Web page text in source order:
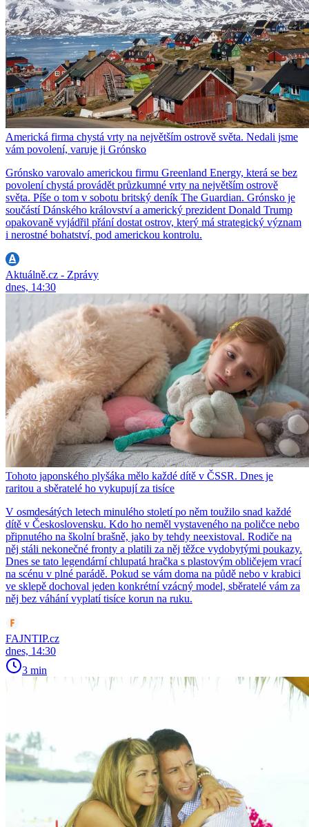
Americká firma chystá vrty na největším ostrově světa. Nedali jsme
vám povolení, varuje ji Grónsko
Grónsko varovalo americkou firmu Greenland Energy, která se bez
povolení chystá provádět průzkumné vrty na největším ostrově
světa. Píše o tom v sobotu britský deník The Guardian. Grónsko je
součástí Dánského království a americký prezident Donald Trump
opakovaně vyjádřil přání dostat ostrov, který má strategický význam
i nerostné bohatství, pod americkou kontrolu.
Aktuálně.cz - Zprávy
dnes, 14:30
Tohoto japonského plyšáka mělo každé dítě v ČSSR. Dnes je
raritou a sběratelé ho vykupují za tisíce
V osmdesátých letech minulého století po něm toužilo snad každé
dítě v Československu. Kdo ho neměl vystaveného na poličce nebo
připnutého na školní brašně, jako by tehdy neexistoval. Rodiče na
něj stáli nekonečné fronty a platili za něj těžce vydobytými poukazy.
Dnes se tato legendární chlupatá hračka s plastovým obličejem vrací
na scénu v plné parádě. Pokud se vám doma na půdě nebo v krabici
ve sklepě dochoval jeden konkrétní vzácný model, sběratelé vám za
něj bez váhání vyplatí tisíce korun na ruku.
FAJNTIP.cz
dnes, 14:30
3 min